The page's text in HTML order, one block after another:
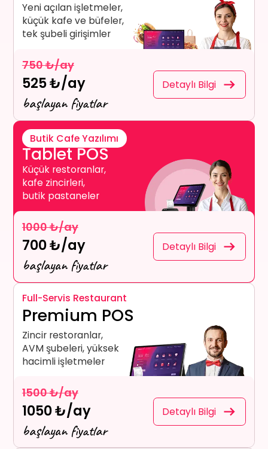
Yeni açılan işletmeler,
küçük kafe ve büfeler,
tek şubeli girişimler
750 ₺/ay
525 ₺/ay
başlayan fiyatlar
Detaylı Bilgi
Butik Cafe Yazılımı
Tablet POS
Küçük restoranlar,
kafe zincirleri,
butik pastaneler
1000 ₺/ay
700 ₺/ay
başlayan fiyatlar
Detaylı Bilgi
Full-Servis Restaurant
Premium POS
Zincir restoranlar,
AVM şubeleri, yüksek
hacimli işletmeler
1500 ₺/ay
1050 ₺/ay
başlayan fiyatlar
Detaylı Bilgi